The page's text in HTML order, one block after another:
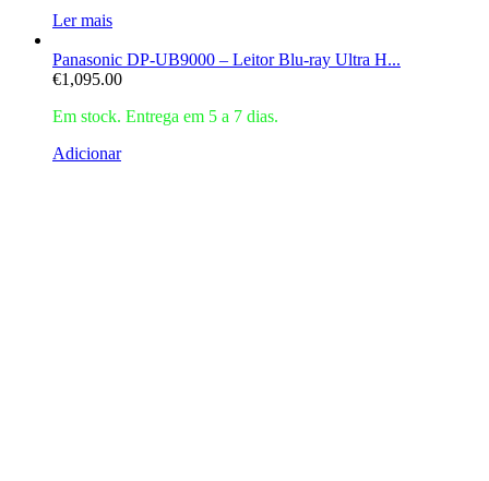
Ler mais
Panasonic DP-UB9000 – Leitor Blu-ray Ultra H...
€1,095.00
Em stock. Entrega em 5 a 7 dias.
Adicionar